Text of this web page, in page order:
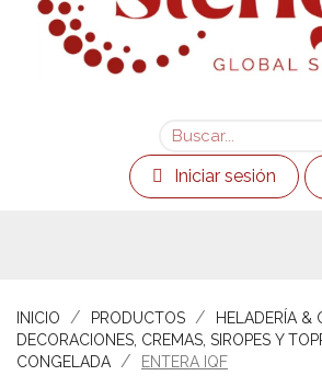
Iniciar sesión
INICIO PRODUCTOS
HELADERÍA &
DECORACIONES, CREMAS, SIROPES Y
CONGELADA
ENTERA IQF